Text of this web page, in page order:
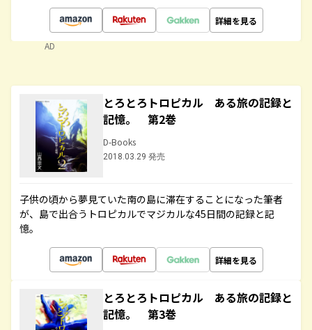
詳細を見る
AD
とろとろトロピカル ある旅の記録と
記憶。 第2巻
D-Books
2018.03.29 発売
子供の頃から夢見ていた南の島に滞在することになった筆者
が、島で出合うトロピカルでマジカルな45日間の記録と記
憶。
詳細を見る
とろとろトロピカル ある旅の記録と
記憶。 第3巻